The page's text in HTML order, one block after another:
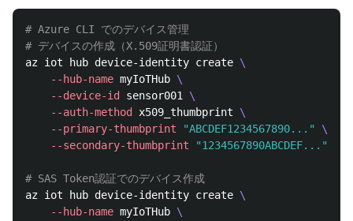
# Azure CLI でのデバイス管理
# デバイスの作成（X.509証明書認証）
az iot hub device-identity create \
--hub-name myIoTHub \
--device-id
sensor001 \
--auth-method
x509_thumbprint \
--primary-thumbprint
"ABCDEF1234567890..."
\
--secondary-thumbprint
"1234567890ABCDEF..."
# SAS Token認証でのデバイス作成
az iot hub device-identity create \
--hub-name myIoTHub \